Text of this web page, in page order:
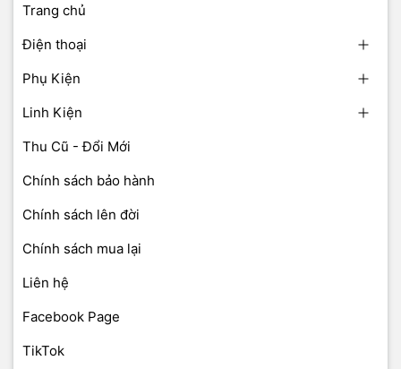
Trang chủ
Điện thoại
Phụ Kiện
Linh Kiện
Thu Cũ - Đổi Mới
Chính sách bảo hành
Chính sách lên đời
Chính sách mua lại
Liên hệ
Facebook Page
TikTok